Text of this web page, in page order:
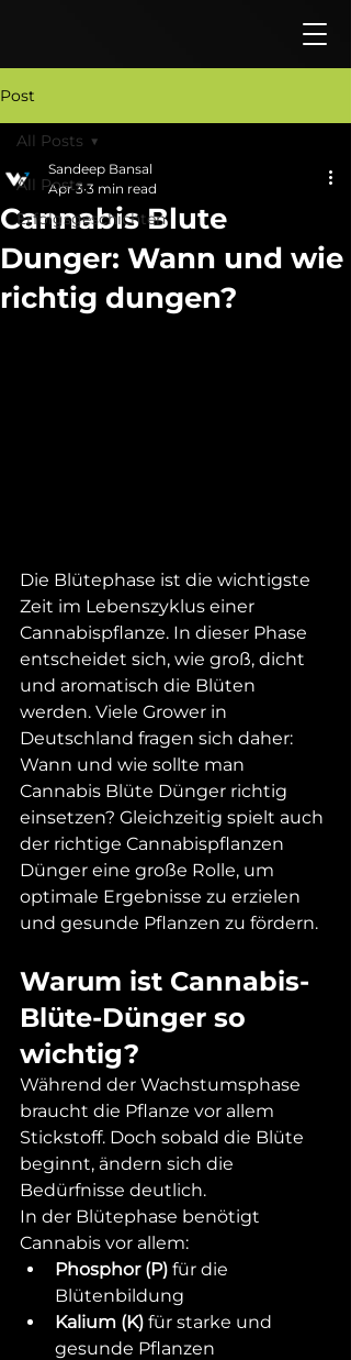
Post
All Posts
Erfolgsgeschichten
All Posts
Cannabis Blute
Dunger: Wann und wie
richtig dungen?
Sandeep Bansal
Apr 3 3 min read
Die Blütephase ist die wichtigste
Zeit im Lebenszyklus einer
Cannabispflanze. In dieser Phase
entscheidet sich, wie groß, dicht
und aromatisch die Blüten
werden. Viele Grower in
Deutschland fragen sich daher:
Wann und wie sollte man
Cannabis Blüte Dünger richtig
einsetzen? Gleichzeitig spielt auch
der richtige Cannabispflanzen
Dünger eine große Rolle, um
optimale Ergebnisse zu erzielen
und gesunde Pflanzen zu fördern.
Warum ist Cannabis-
Blüte-Dünger so
wichtig?
Während der Wachstumsphase
braucht die Pflanze vor allem
Stickstoff. Doch sobald die Blüte
beginnt, ändern sich die
Bedürfnisse deutlich.
In der Blütephase benötigt
Cannabis vor allem:
Phosphor (P) für die
Blütenbildung
Kalium (K) für starke und
gesunde Pflanzen